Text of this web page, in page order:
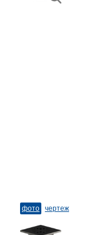
фото чертеж